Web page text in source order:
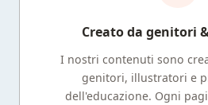
Creato da genitori
I nostri contenuti sono
genitori, illustratori e
dell'educazione. Ogni